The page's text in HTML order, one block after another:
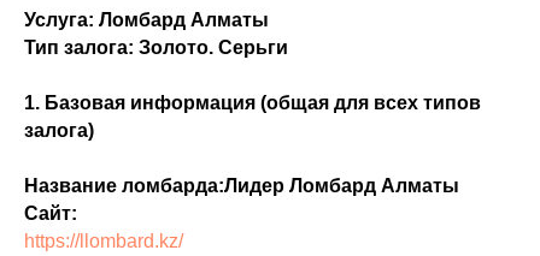
Услуга: Ломбард Алматы
Тип залога: Золото. Серьги
1. Базовая информация (общая для всех типов
залога)
Название ломбарда:Лидер Ломбард Алматы
Сайт:
https://llombard.kz/